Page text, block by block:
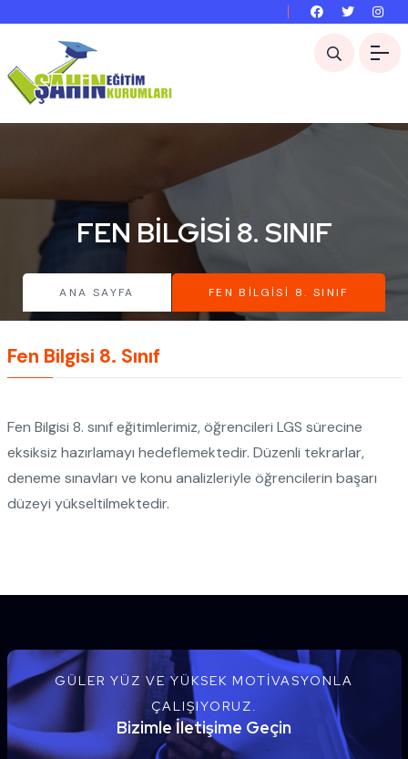
FEN BILGISI 8. SINIF
ANA SAYFA FEN BILGISI 8. SINIF
Fen Bilgisi 8. Sınıf
Fen Bilgisi 8. sınıf eğitimlerimiz, öğrencileri LGS sürecine
eksiksiz hazırlamayı hedeflemektedir. Düzenli tekrarlar,
deneme sınavları ve konu analizleriyle öğrencilerin başarı
düzeyi yükseltilmektedir.
GÜLER YÜZ VE YÜKSEK MOTIVASYONLA
ÇALIŞIYORUZ.
Bizimle İletişime Geçin